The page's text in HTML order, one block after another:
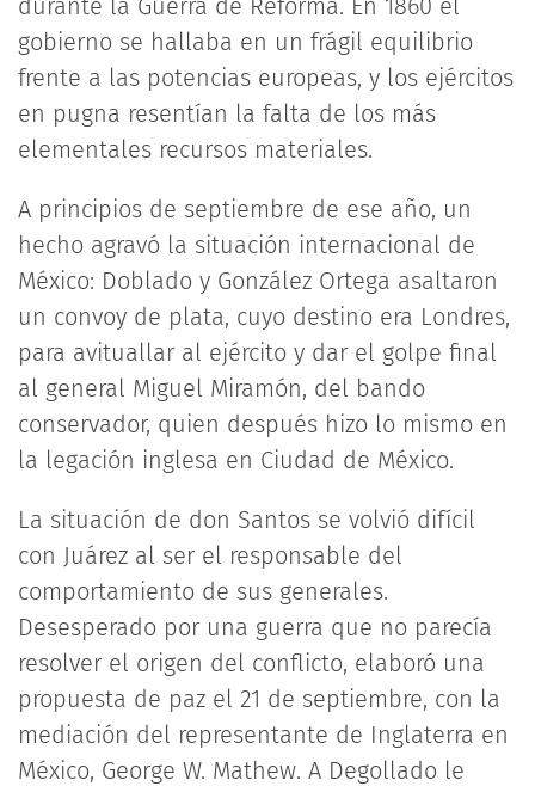
durante la Guerra de Reforma. En 1860 el
gobierno se hallaba en un frágil equilibrio
frente a las potencias europeas, y los ejércitos
en pugna resentían la falta de los más
elementales recursos materiales.
A principios de septiembre de ese año, un
hecho agravó la situación internacional de
México: Doblado y González Ortega asaltaron
un convoy de plata, cuyo destino era Londres,
para avituallar al ejército y dar el golpe final
al general Miguel Miramón, del bando
conservador, quien después hizo lo mismo en
la legación inglesa en Ciudad de México.
La situación de don Santos se volvió difícil
con Juárez al ser el responsable del
comportamiento de sus generales.
Desesperado por una guerra que no parecía
resolver el origen del conflicto, elaboró una
propuesta de paz el 21 de septiembre, con la
mediación del representante de Inglaterra en
México, George W. Mathew. A Degollado le